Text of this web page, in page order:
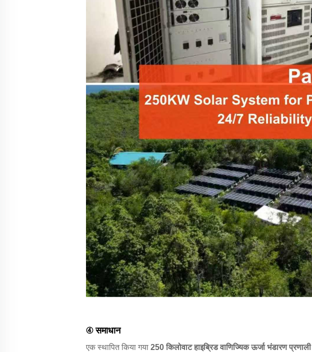
④ समाधान
एक स्थापित किया गया 250 किलोवाट हाइब्रिड वाणिज्यिक ऊर्जा भंडारण प्रणाली